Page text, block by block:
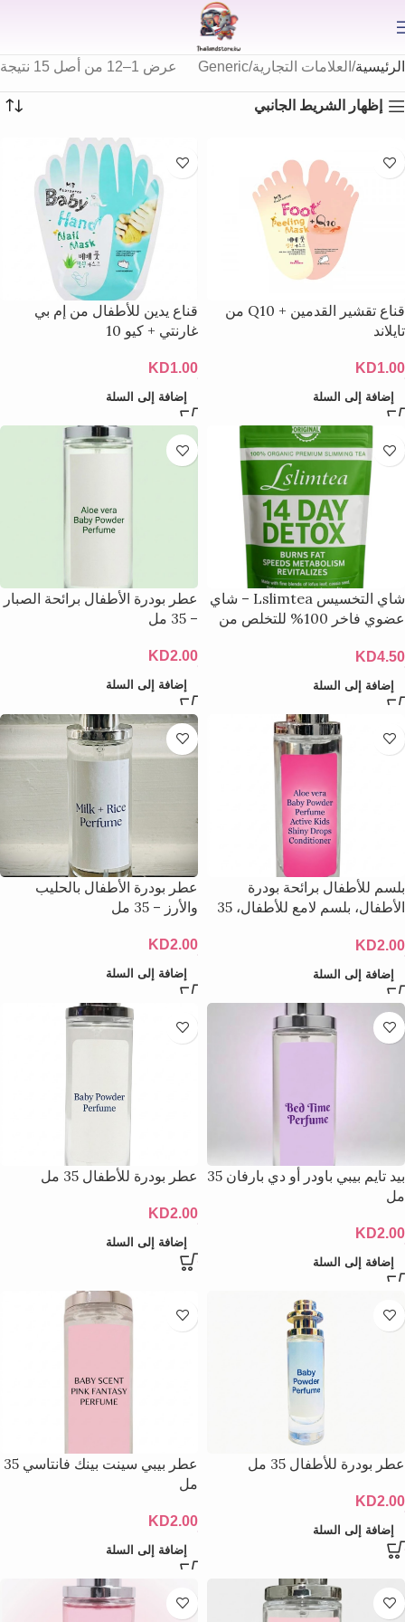
الرئيسية العلامات التجارية Generic عرض 1–12 من أصل 15 نتيجة
إظهار الشريط الجانبي
قناع تقشير القدمين + Q10 من
تايلاند
KD1.00
إضافة إلى السلة
قناع يدين للأطفال من إم بي
غارنتي + كيو 10
KD1.00
إضافة إلى السلة
شاي التخسيس Lslimtea – شاي
عضوي فاخر 100% للتخلص من
KD4.50
إضافة إلى السلة
عطر بودرة الأطفال برائحة الصبار
– 35 مل
KD2.00
إضافة إلى السلة
بلسم للأطفال برائحة بودرة
الأطفال، بلسم لامع للأطفال، 35
KD2.00
إضافة إلى السلة
عطر بودرة الأطفال بالحليب
والأرز – 35 مل
KD2.00
إضافة إلى السلة
بيد تايم بيبي باودر أو دي بارفان 35
مل
KD2.00
إضافة إلى السلة
عطر بودرة للأطفال 35 مل
KD2.00
إضافة إلى السلة
عطر بودرة للأطفال 35 مل
KD2.00
إضافة إلى السلة
عطر بيبي سينت بينك فانتاسي 35
مل
KD2.00
إضافة إلى السلة